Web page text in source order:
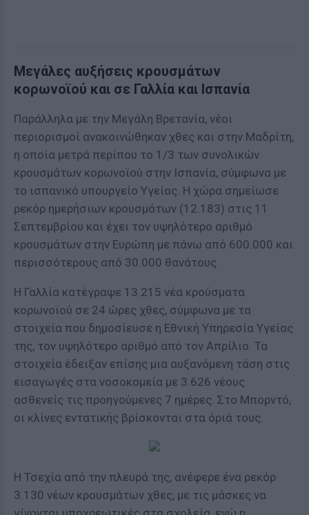
Μεγάλες αυξήσεις κρουσμάτων
κορωνοϊού και σε Γαλλία και Ισπανία
Παράλληλα με την Μεγάλη Βρετανία, νέοι
περιορισμοί ανακοινώθηκαν χθες και στην Μαδρίτη,
η οποία μετρά περίπου το 1/3 των συνολικών
κρουσμάτων κορωνοϊού στην Ισπανία, σύμφωνα με
το ισπανικό υπουργείο Υγείας. Η χώρα σημείωσε
ρεκόρ ημερήσιων κρουσμάτων (12.183) στις 11
Σεπτεμβρίου και έχει τον υψηλότερο αριθμό
κρουσμάτων στην Ευρώπη με πάνω από 600.000 και
περισσότερους από 30.000 θανάτους.
Η Γαλλία κατέγραψε 13.215 νέα κρούσματα
κορωνοϊού σε 24 ώρες χθες, σύμφωνα με τα
στοιχεία που δημοσίευσε η Εθνική Υπηρεσία Υγείας
της, τον υψηλότερο αριθμό από τον Απρίλιο. Τα
στοιχεία έδειξαν επίσης μια αυξανόμενη τάση στις
εισαγωγές στα νοσοκομεία με 3.626 νέους
ασθενείς τις προηγούμενες 7 ημέρες. Στο Μπορντό,
οι κλίνες εντατικής βρίσκονται στα όριά τους.
Η Τσεχία από την πλευρά της, ανέφερε ένα ρεκόρ
3.130 νέων κρουσμάτων χθες, με τις μάσκες να